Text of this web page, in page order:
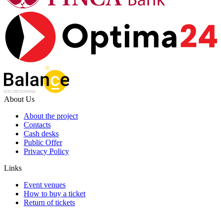
About Us
About the project
Contacts
Cash desks
Public Offer
Privacy Policy
Links
Event venues
How to buy a ticket
Return of tickets